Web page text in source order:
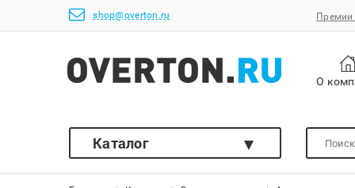
shop@overton.ru Премии
О
Каталог